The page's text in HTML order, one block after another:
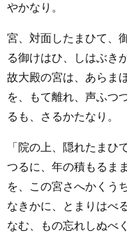
やかなり。
宮、対面したまひて、
る御けはひ、しはぶき
故大殿の宮は、あらま
を、もて離れ、声ふつ
るも、さるかたなり。
「院の上、隠れたまひ
つるに、年の積もるま
を、この宮さへかくう
なきかに、とまりはべ
なむ、もの忘れしぬべ